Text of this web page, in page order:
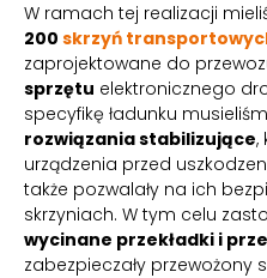
W ramach tej realizacji
200 skrzyń
zaprojektowane do
sprzętu elektronicznego
specyfikę ładunku
rozwiązania stabilizujące,
urządzenia przed
także pozwalały na ich
skrzyniach. W tym celu
wycinane przekładki i
zabezpieczały przewożony